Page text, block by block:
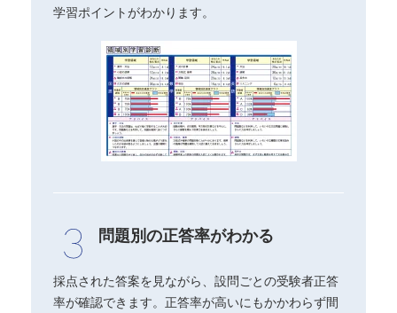
学習ポイントがわかります。
問題別の正答率がわかる
採点された答案を見ながら、設問ごとの受験者正答
率が確認できます。正答率が高いにもかかわらず間